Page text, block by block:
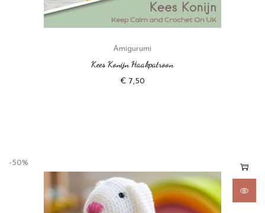
Amigurumi
Kees Konijn Haakpatroon
€ 7,50
-50%